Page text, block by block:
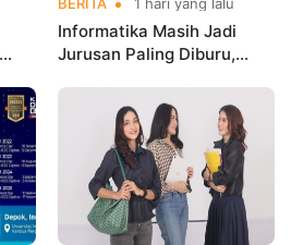
Informatika Masih Jadi
Jurusan Paling Diburu,
hingga Cyber Security